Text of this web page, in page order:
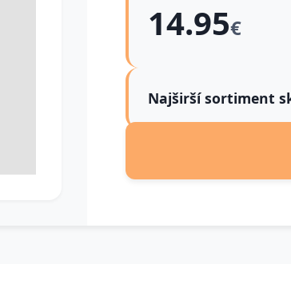
14.95€
Najširší sortiment